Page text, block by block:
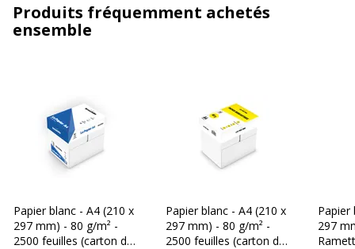
Produits fréquemment achetés
ensemble
Papier blanc - A4 (210 x
297 mm) - 80 g/m² -
2500 feuilles (carton de
Papier blanc - A4 (210 x
297 mm) - 80 g/m² -
2500 feuilles (carton de
Papier
297